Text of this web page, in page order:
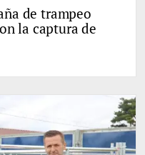
de trampeo
la captura de